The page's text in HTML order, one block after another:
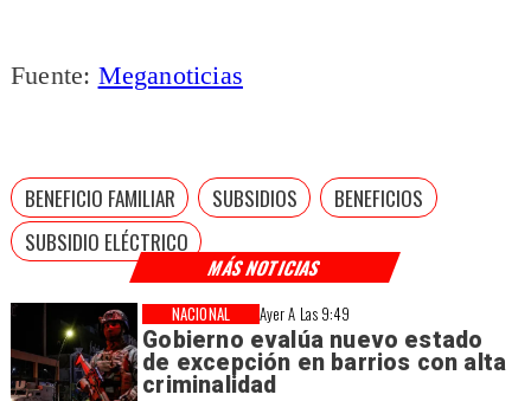
MÁS NOTICIAS
Ayer A Las 9:49
Gobierno evalúa nuevo estado
de excepción en barrios con alta
criminalidad
NACIONAL
Fuente: Meganoticias
BENEFICIO FAMILIAR SUBSIDIOS
BENEFICIOS
SUBSIDIO ELÉCTRICO